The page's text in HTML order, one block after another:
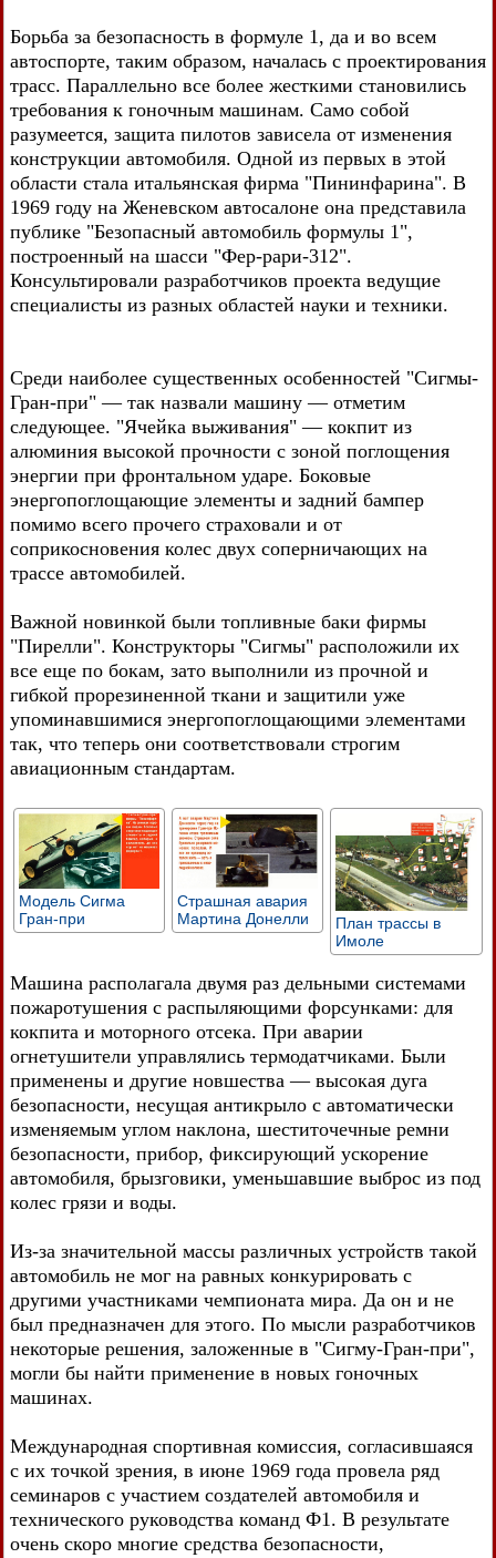
Борьба за безопасность в формуле 1, да и во всем
автоспорте, таким образом, началась с проектирования
трасс. Параллельно все более жесткими становились
требования к гоночным машинам. Само собой
разумеется, защита пилотов зависела от изменения
конструкции автомобиля. Одной из первых в этой
области стала итальянская фирма "Пининфарина". В
1969 году на Женевском автосалоне она представила
публике "Безопасный автомобиль формулы 1",
построенный на шасси "Фер-рари-312".
Консультировали разработчиков проекта ведущие
специалисты из разных областей науки и техники.
Среди наиболее существенных особенностей "Сигмы-
Гран-при" — так назвали машину — отметим
следующее. "Ячейка выживания" — кокпит из
алюминия высокой прочности с зоной поглощения
энергии при фронтальном ударе. Боковые
энергопоглощающие элементы и задний бампер
помимо всего прочего страховали и от
соприкосновения колес двух соперничающих на
трассе автомобилей.
Важной новинкой были топливные баки фирмы
"Пирелли". Конструкторы "Сигмы" расположили их
все еще по бокам, зато выполнили из прочной и
гибкой прорезиненной ткани и защитили уже
упоминавшимися энергопоглощающими элементами
так, что теперь они соответствовали строгим
авиационным стандартам.
Модель Сигма
Гран-при
Страшная авария
Мартина Донелли
План трассы в
Имоле
Машина располагала двумя раз дельными системами
пожаротушения с распыляющими форсунками: для
кокпита и моторного отсека. При аварии
огнетушители управлялись термодатчиками. Были
применены и другие новшества — высокая дуга
безопасности, несущая антикрыло с автоматически
изменяемым углом наклона, шеститочечные ремни
безопасности, прибор, фиксирующий ускорение
автомобиля, брызговики, уменьшавшие выброс из под
колес грязи и воды.
Из-за значительной массы различных устройств такой
автомобиль не мог на равных конкурировать с
другими участниками чемпионата мира. Да он и не
был предназначен для этого. По мысли разработчиков
некоторые решения, заложенные в "Сигму-Гран-при",
могли бы найти применение в новых гоночных
машинах.
Международная спортивная комиссия, согласившаяся
с их точкой зрения, в июне 1969 года провела ряд
семинаров с участием создателей автомобиля и
технического руководства команд Ф1. В результате
очень скоро многие средства безопасности,